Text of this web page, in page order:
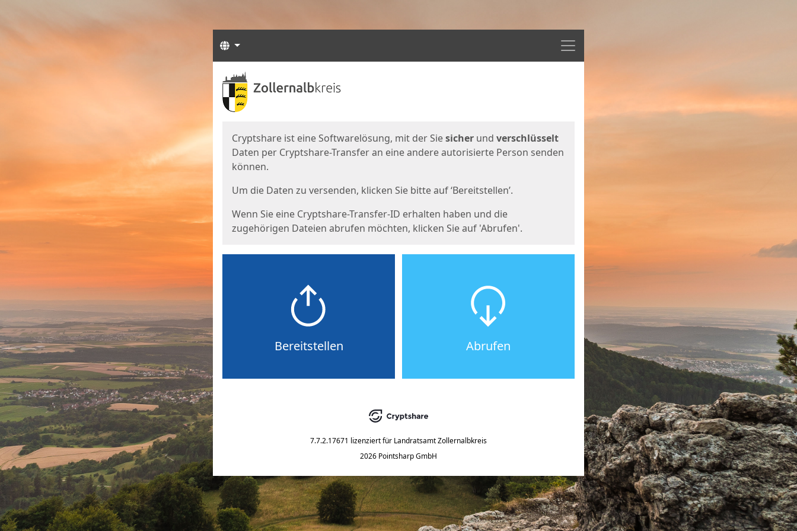
Menü
Sprachen
Start
Cryptshare ist eine Softwarelösung, mit der Siesicher und verschlüsselt
Daten per Cryptshare-Transfer an eine andere autorisierte Person senden
können.
Um die Daten zu versenden, klicken Sie bitte auf ‘Bereitstellen’.
Wenn Sie eine Cryptshare-Transfer-ID erhalten haben und die
zugehörigen Dateien abrufen möchten, klicken Sie auf 'Abrufen'.
Bereitstellen Abrufen
7.7.2.17671 lizenziert für Landratsamt Zollernalbkreis
2026 Pointsharp GmbH